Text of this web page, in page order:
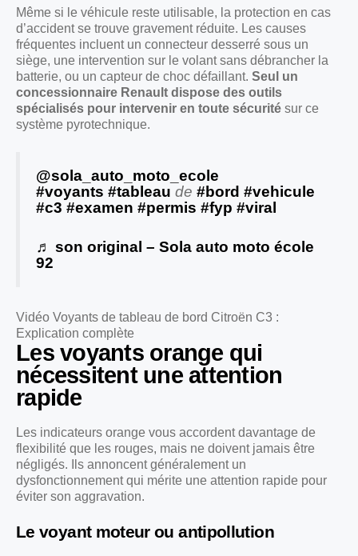
Même si le véhicule reste utilisable, la protection en cas
d’accident se trouve gravement réduite. Les causes
fréquentes incluent un connecteur desserré sous un
siège, une intervention sur le volant sans débrancher la
batterie, ou un capteur de choc défaillant. Seul un
concessionnaire Renault dispose des outils
spécialisés pour intervenir en toute sécurité sur ce
système pyrotechnique.
@sola_auto_moto_ecole
#voyants #tableau de #bord #vehicule
#c3 #examen #permis #fyp #viral
♬ son original – Sola auto moto école
92
Vidéo Voyants de tableau de bord Citroën C3 :
Explication complète
Les voyants orange qui
nécessitent une attention
rapide
Les indicateurs orange vous accordent davantage de
flexibilité que les rouges, mais ne doivent jamais être
négligés. Ils annoncent généralement un
dysfonctionnement qui mérite une attention rapide pour
éviter son aggravation.
Le voyant moteur ou antipollution